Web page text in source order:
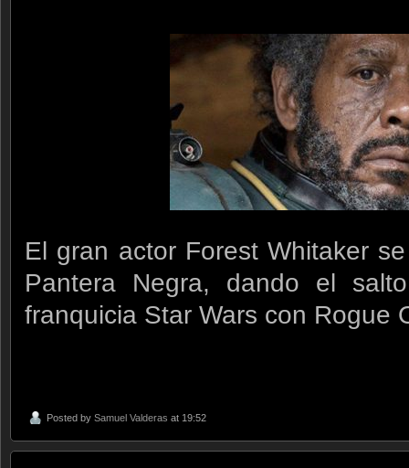
El gran actor Forest Whitaker
Pantera Negra, dando el
franquicia Star Wars con Rogue
Posted by Samuel Valderas at 19:52